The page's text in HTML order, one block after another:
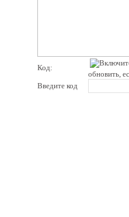
Код:
обновить,
Введите код